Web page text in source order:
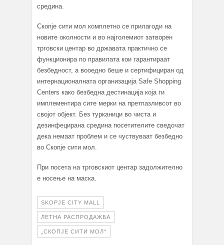
средина.
Скопје сити мол комплетно се прилагоди на
новите околности и во најголемиот затворен
трговски центар во државата практично се
функционира по правилата кои гарантираат
безбедност, а вооедно беше и сертифициран од
интернационалната организација Safe Shopping
Centers како безбедна дестинација која ги
имплементира сите мерки на претпазливсот во
својот објект. Без турканици во чиста и
дезинфецирана средина посетителите сведочат
дека немаат проблем и се чуствуваат безбедно
во Скопје сити мол.
При посета на трговскиот центар задолжително
е носење на маска.
SKOPJE CITY MALL
ЛЕТНА РАСПРОДАЖБА
„СКОПЈЕ СИТИ МОЛ“